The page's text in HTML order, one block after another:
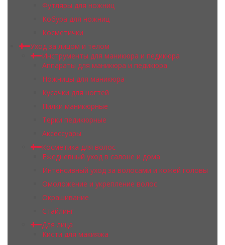
Футляры для ножниц
Кобура для ножниц
Косметички
Уход за лицом и телом
Инструменты для маникюра и педикюра
Аппараты для маникюра и педикюра
Ножницы для маникюра
Кусачки для ногтей
Пилки маникюрные
Терки педикюрные
Аксессуары
Косметика для волос
Ежедневный уход в салоне и дома
Интенсивный уход за волосами и кожей головы
Омоложение и укрепление волос
Окрашивание
Стайлинг
Для лица
Кисти для макияжа